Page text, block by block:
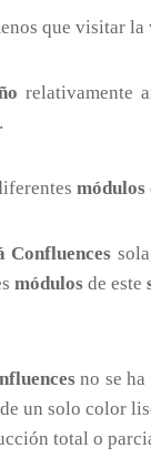
que visitar la
relativamente
.
módulos
Confluences
módulosde este
no se ha
un solo color
total o